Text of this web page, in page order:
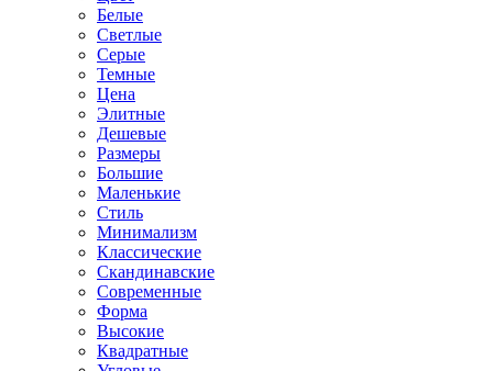
Белые
Светлые
Серые
Темные
Цена
Элитные
Дешевые
Размеры
Большие
Маленькие
Стиль
Минимализм
Классические
Скандинавские
Современные
Форма
Высокие
Квадратные